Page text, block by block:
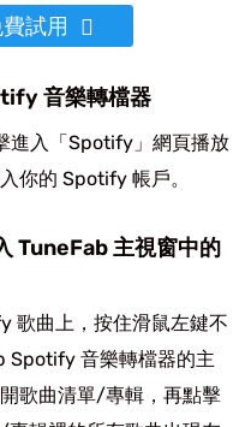
試用
音樂轉檔器
進入「Spotify」網頁播放
你的 Spotify 帳戶。
TuneFab 主視窗中的
歌曲上，按住滑鼠左鍵不
Spotify 音樂轉檔器的主
歌曲清單/專輯，再點擊